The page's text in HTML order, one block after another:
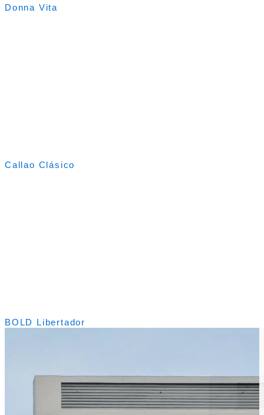
Donna Vita
Callao Clásico
BOLD Libertador